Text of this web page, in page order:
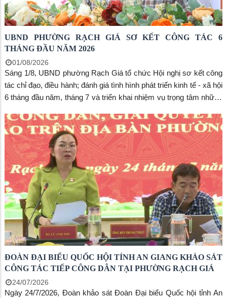
UBND PHƯỜNG RẠCH GIÁ SƠ KẾT CÔNG TÁC 6
THÁNG ĐẦU NĂM 2026
01/08/2026
Sáng 1/8, UBND phường Rạch Giá tổ chức Hội nghị sơ kết công
tác chỉ đạo, điều hành; đánh giá tình hình phát triển kinh tế - xã hội
6 tháng đầu năm, tháng 7 và triển khai nhiệm vụ trọng tâm những
phường chủ trì hội nghị. Tham dự có lãnh đạo các phòng, ban,
đơn vị và Trưởng các khu phố trên địa bàn. Hội nghị cũng triển
khai các nhiệm vụ cấp bách về chống khai thác hải sản bất hợp
pháp, không báo cáo và không theo quy định (IUU); hướng dẫn
tạm thời về tổ chức, hoạt động của khu phố; hoàn thiện cơ sở dữ
liệu đất đai và thực hiện đánh số, gắn biển số nhà.
ĐOÀN ĐẠI BIỂU QUỐC HỘI TỈNH AN GIANG KHẢO SÁT
CÔNG TÁC TIẾP CÔNG DÂN TẠI PHƯỜNG RẠCH GIÁ
24/07/2026
Ngày 24/7/2026, Đoàn khảo sát Đoàn Đại biểu Quốc hội tỉnh An